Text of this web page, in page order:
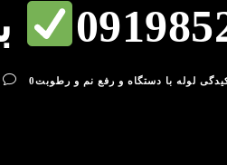
لوله با دستگاه و رفع نم و رطوبت0